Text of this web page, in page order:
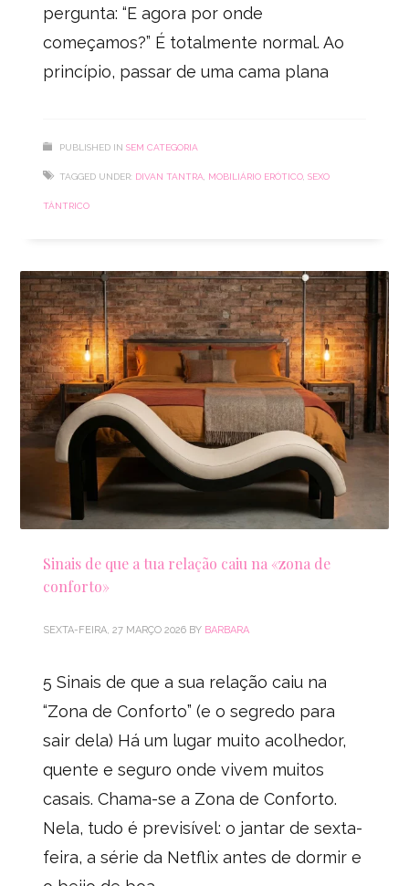
pergunta: “E agora por onde
começamos?” É totalmente normal. Ao
princípio, passar de uma cama plana
PUBLISHED IN SEM CATEGORIA
TAGGED UNDER: DIVAN TANTRA MOBILIÁRIO ERÓTICO ,SEXO
TÂNTRICO
Sinais de que a tua relação caiu na «zona de
conforto»
SEXTA-FEIRA, 27 MARÇO 2026 BY BARBARA
5 Sinais de que a sua relação caiu na
“Zona de Conforto” (e o segredo para
sair dela) Há um lugar muito acolhedor,
quente e seguro onde vivem muitos
casais. Chama-se a Zona de Conforto.
Nela, tudo é previsível: o jantar de sexta-
feira, a série da Netflix antes de dormir e